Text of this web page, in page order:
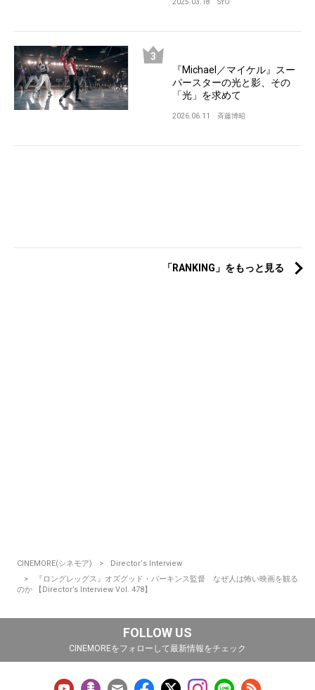
2025.03.18 SYO
『Michael／マイケル』スー
パースターの光と影、その
「光」を求めて
2026.06.11 斉藤博昭
「RANKING」をもっと見る
CINEMORE(シネモア)
Director‘s Interview
『ロングレッグス』オズグッド・パーキンス監督 なぜ人は怖い映画を観る
のか 【Director’s Interview Vol. 478】
FOLLOW US
CINEMOREをフォローして最新情報をチェック